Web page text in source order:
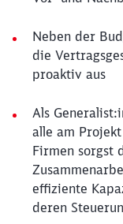
Neben der
die
proaktiv aus
Als
alle am
Firmen sorgst
effiziente
deren